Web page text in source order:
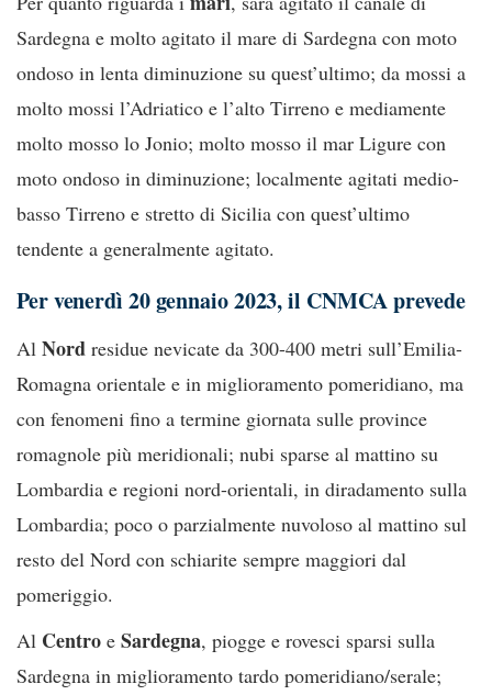
Sardegna e molto agitato il mare di Sardegna con moto
ondoso in lenta diminuzione su quest’ultimo; da mossi a
molto mossi l’Adriatico e l’alto Tirreno e mediamente
molto mosso lo Jonio; molto mosso il mar Ligure con
moto ondoso in diminuzione; localmente agitati medio-
basso Tirreno e stretto di Sicilia con quest’ultimo
tendente a generalmente agitato.
Pervenerdì 20 gennaio 2023, il CNMCAprevede
Al Nord residue nevicate da 300-400 metri sull’Emilia-
Romagna orientale e in miglioramento pomeridiano, ma
con fenomeni fino a termine giornata sulle province
romagnole più meridionali; nubi sparse al mattino su
Lombardia e regioni nord-orientali, in diradamento sulla
Lombardia; poco o parzialmente nuvoloso al mattino sul
resto del Nord con schiarite sempre maggiori dal
pomeriggio.
Al Centro e Sardegna, piogge e rovesci sparsi sulla
Sardegna in miglioramento tardo pomeridiano/serale;